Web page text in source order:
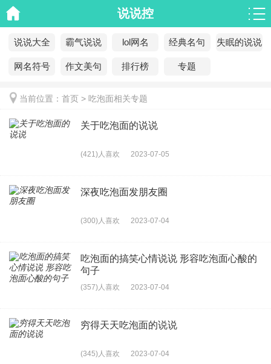
说说控
说说大全 霸气说说 lol网名 经典名句 失眠的说说
网名符号 作文美句 排行榜 专题
当前位置： 首页 > 吃泡面相关专题
关于吃泡面的说说
(421)人喜欢 2023-07-05
深夜吃泡面发朋友圈
(300)人喜欢 2023-07-04
吃泡面的搞笑心情说说 形容吃泡面心酸的
句子
(357)人喜欢 2023-07-04
穷得天天吃泡面的说说
(345)人喜欢 2023-07-04